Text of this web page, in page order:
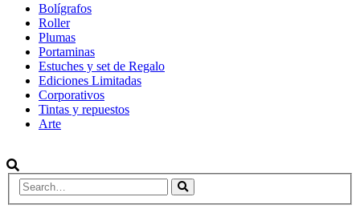
Bolígrafos
Roller
Plumas
Portaminas
Estuches y set de Regalo
Ediciones Limitadas
Corporativos
Tintas y repuestos
Arte